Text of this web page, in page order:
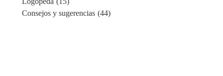
Consejos y sugerencias (44)